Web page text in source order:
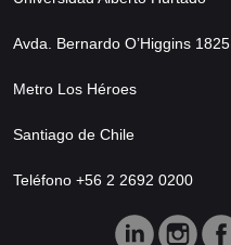
Avda. Bernardo O’Higgins 1825
Metro Los Héroes
Santiago de Chile
Teléfono +56 2 2692 0200